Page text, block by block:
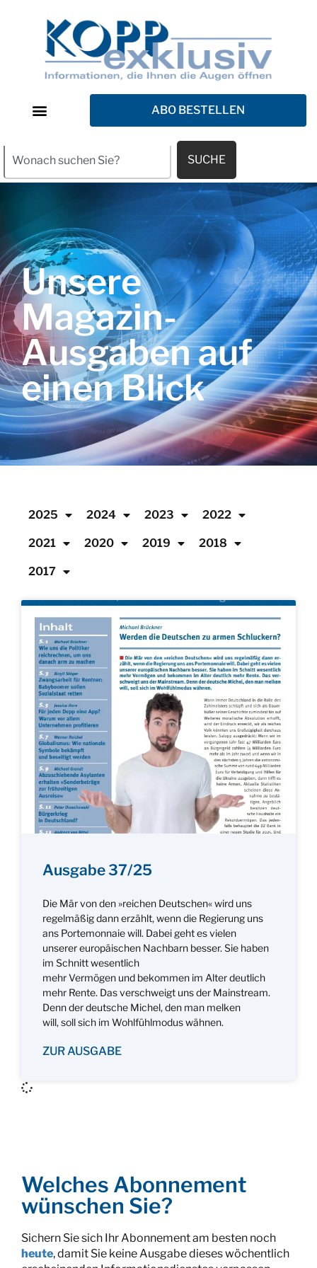
ABO BESTELLEN
SUCHE
Unsere
Magazin-
Ausgaben auf
einen Blick
2025 2024 2023 2022
2021 2020 2019 2018
2017
Ausgabe 37/25
Die Mär von den »reichen Deutschen« wird uns
regelmäßig dann erzählt, wenn die Regierung uns
ans Portemonnaie will. Dabei geht es vielen
unserer europäischen Nachbarn besser. Sie haben
im Schnitt wesentlich
mehr Vermögen und bekommen im Alter deutlich
mehr Rente. Das verschweigt uns der Mainstream.
Denn der deutsche Michel, den man melken
will, soll sich im Wohlfühlmodus wähnen.
ZUR AUSGABE
Welches Abonnement
wünschen Sie?
Sichern Sie sich Ihr Abonnement am besten noch
heute, damit Sie keine Ausgabe dieses wöchentlich